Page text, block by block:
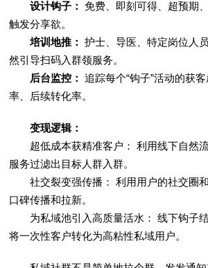
设计钩子： 免费、即刻可得、超预期
触发分享欲。
培训地推： 护士、导医、特定岗位人
然引导扫码入群领服务。
后台监控： 追踪每个“钩子”活动的获
率、后续转化率。
变现逻辑：
超低成本获精准客户： 利用线下自然
服务过滤出目标人群入群。
社交裂变强传播： 利用用户的社交圈
口碑传播和拉新。
为私域池引入高质量活水： 线下钩子结
将一次性客户转化为高粘性私域用户。